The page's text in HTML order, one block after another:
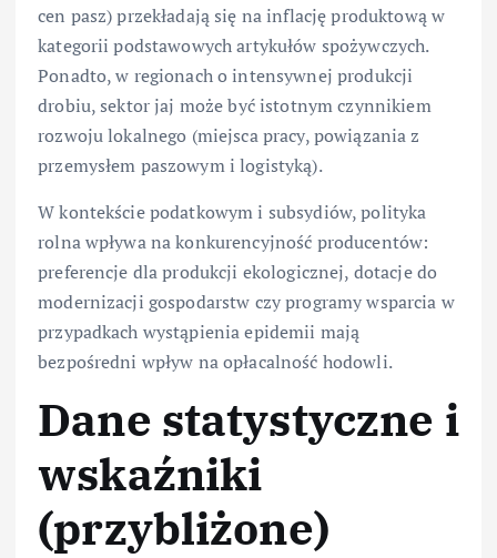
cen pasz) przekładają się na inflację produktową w
kategorii podstawowych artykułów spożywczych.
Ponadto, w regionach o intensywnej produkcji
drobiu, sektor jaj może być istotnym czynnikiem
rozwoju lokalnego (miejsca pracy, powiązania z
przemysłem paszowym i logistyką).
W kontekście podatkowym i subsydiów, polityka
rolna wpływa na konkurencyjność producentów:
preferencje dla produkcji ekologicznej, dotacje do
modernizacji gospodarstw czy programy wsparcia w
przypadkach wystąpienia epidemii mają
bezpośredni wpływ na opłacalność hodowli.
Dane statystyczne i
wskaźniki
(przybliżone)